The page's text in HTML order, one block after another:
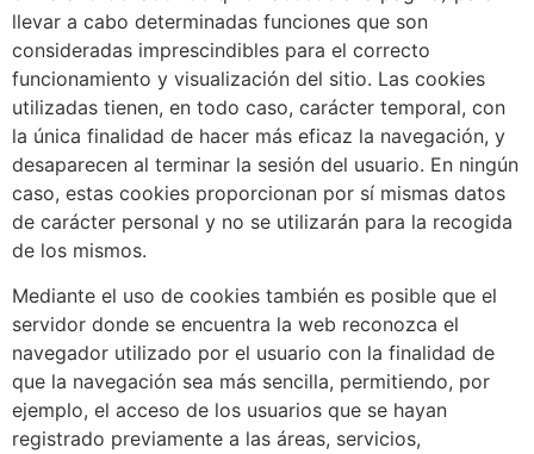
llevar a cabo determinadas funciones que son
consideradas imprescindibles para el correcto
funcionamiento y visualización del sitio. Las cookies
utilizadas tienen, en todo caso, carácter temporal, con
la única finalidad de hacer más eficaz la navegación, y
desaparecen al terminar la sesión del usuario. En ningún
caso, estas cookies proporcionan por sí mismas datos
de carácter personal y no se utilizarán para la recogida
de los mismos.
Mediante el uso de cookies también es posible que el
servidor donde se encuentra la web reconozca el
navegador utilizado por el usuario con la finalidad de
que la navegación sea más sencilla, permitiendo, por
ejemplo, el acceso de los usuarios que se hayan
registrado previamente a las áreas, servicios,